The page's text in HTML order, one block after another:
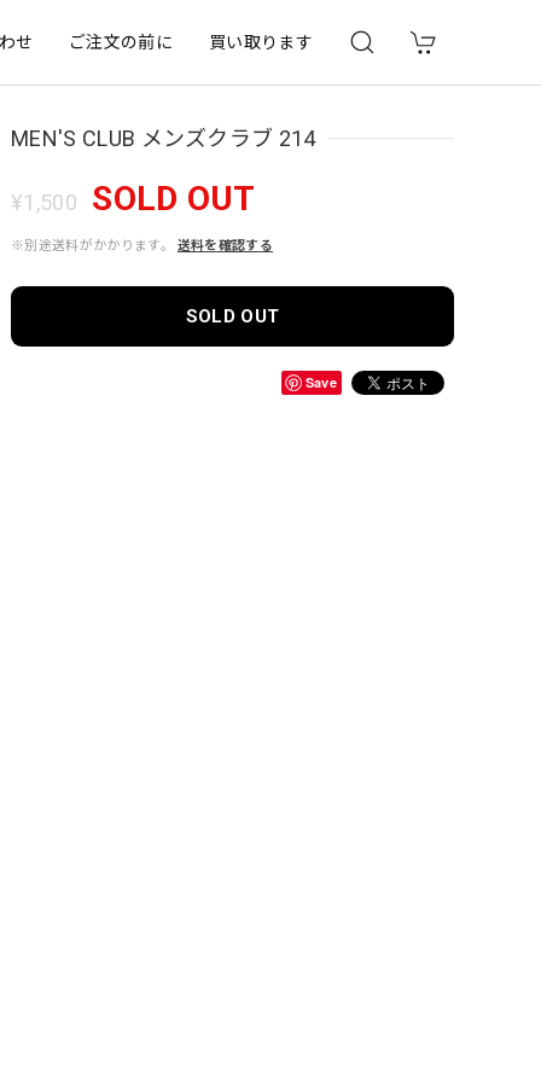
せ ご注文の前に 買い取ります
MEN'S CLUB メンズクラブ 214
¥1,500 SOLD OUT
※別途送料がかかります。 送料を確認する
SOLD OUT
Save